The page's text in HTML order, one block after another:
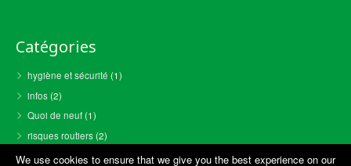
Catégories
hygiène et sécurité (1)
infos(2)
Quoi de neuf(1)
risques routiers(2)
We use cookies to ensure that we give you the best experience on our